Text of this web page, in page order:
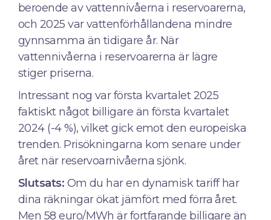
beroende av vattennivåerna i reservoarerna,
och 2025 var vattenförhållandena mindre
gynnsamma än tidigare år. När
vattennivåerna i reservoarerna är lägre
stiger priserna.
Intressant nog var första kvartalet 2025
faktiskt något billigare än första kvartalet
2024 (-4 %), vilket gick emot den europeiska
trenden. Prisökningarna kom senare under
året när reservoarnivåerna sjönk.
Slutsats: Om du har en dynamisk tariff har
dina räkningar ökat jämfört med förra året.
Men 58 euro/MWh är fortfarande billigare än